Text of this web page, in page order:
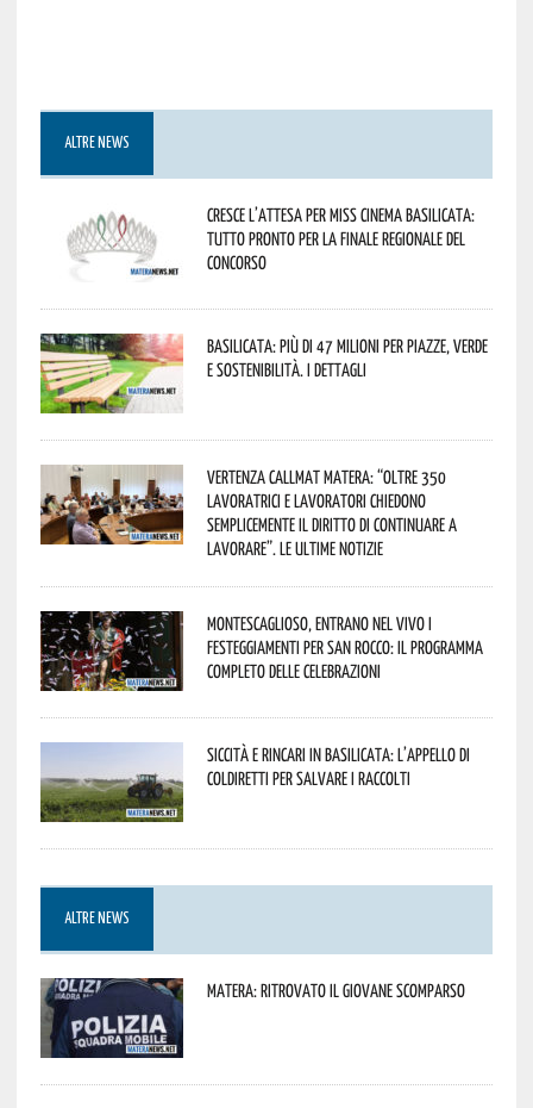
ALTRE NEWS
Cresce l’attesa per Miss Cinema Basilicata:
tutto pronto per la finale regionale del
concorso
Basilicata: più di 47 milioni per piazze, verde
e sostenibilità. I dettagli
Vertenza CallMat Matera: “Oltre 350
lavoratrici e lavoratori chiedono
semplicemente il diritto di continuare a
lavorare”. Le ultime notizie
Montescaglioso, entrano nel vivo i
festeggiamenti per San Rocco: il programma
completo delle celebrazioni
Siccità e rincari in Basilicata: l’appello di
Coldiretti per salvare i raccolti
ALTRE NEWS
Matera: ritrovato il giovane scomparso